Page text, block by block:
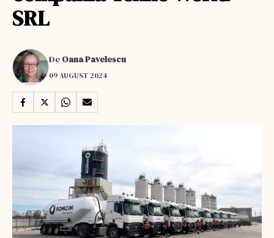
SRL
De Oana Pavelescu
09 AUGUST 2024